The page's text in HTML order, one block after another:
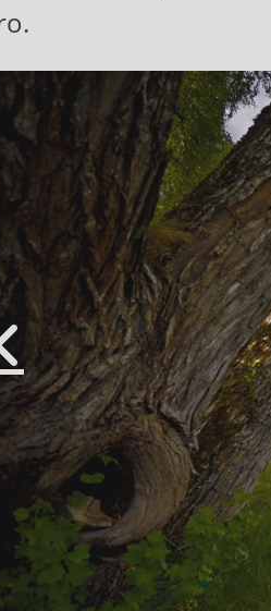
bildspel